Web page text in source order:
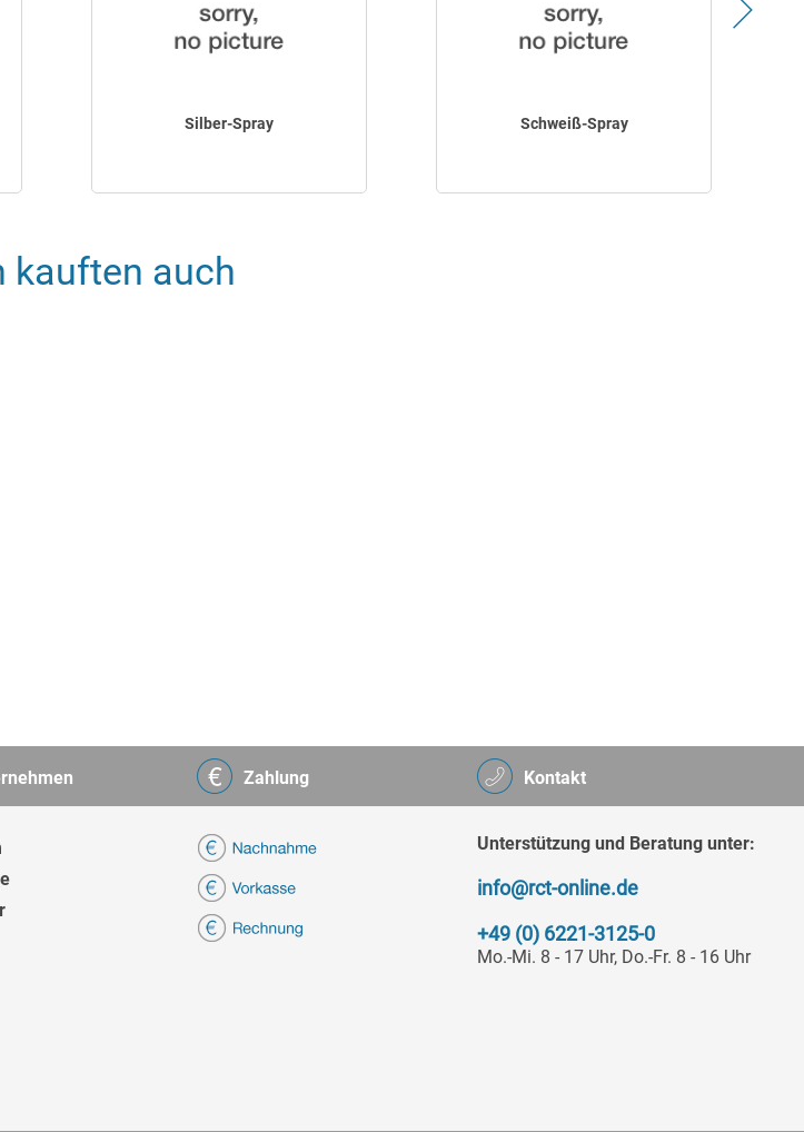
Silber-Spray Schweiß-Spray
kauften auch
Kontakt
Unterstützung und Beratung unter:
info@rct-online.de
+49 (0) 6221-3125-0
Mo.-Mi. 8 - 17 Uhr, Do.-Fr. 8 - 16 Uhr
Zahlung